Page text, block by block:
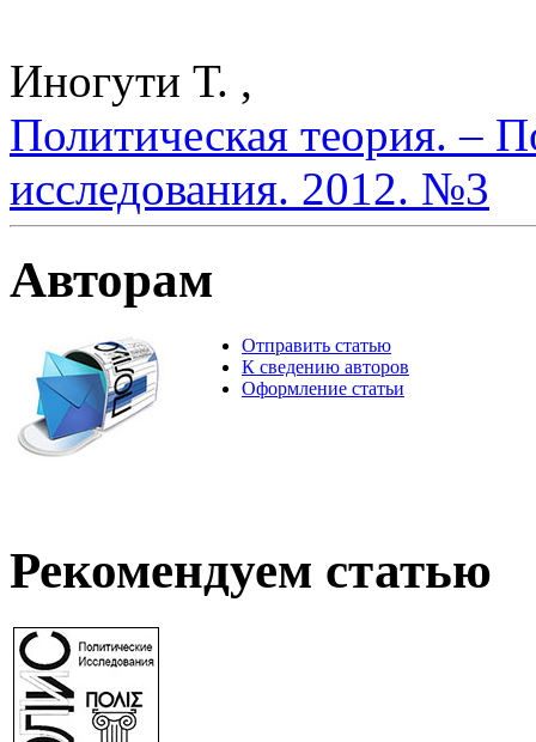
Иногути Т. ,
Политическая теория. –
исследования. 2012. №3
Авторам
Отправить статью
К сведению авторов
Оформление статьи
Рекомендуем статью